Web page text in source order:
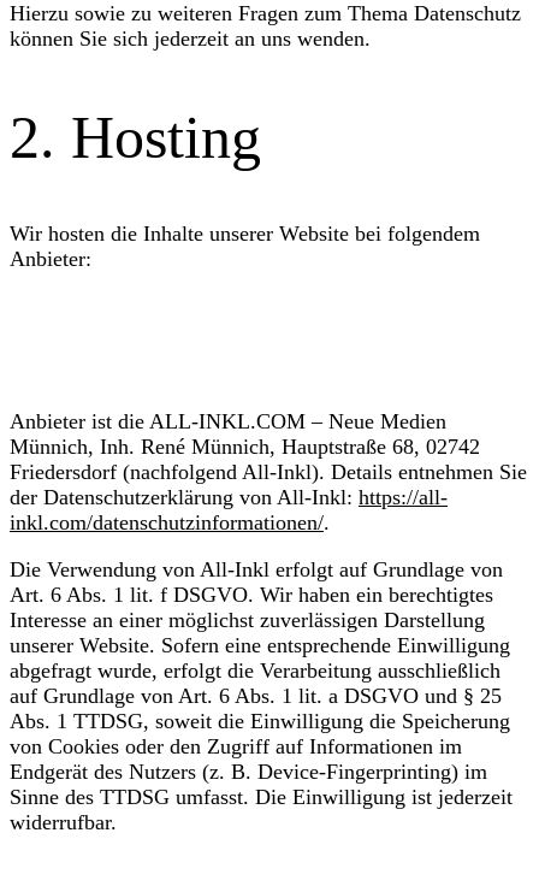
Hierzu sowie zu weiteren Fragen zum Thema Datenschutz
können Sie sich jederzeit an uns wenden.
2. Hosting
Wir hosten die Inhalte unserer Website bei folgendem
Anbieter:
Anbieter ist die ALL-INKL.COM – Neue Medien
Münnich, Inh. René Münnich, Hauptstraße 68, 02742
Friedersdorf (nachfolgend All-Inkl). Details entnehmen Sie
der Datenschutzerklärung von All-Inkl: https://all-
inkl.com/datenschutzinformationen/.
Die Verwendung von All-Inkl erfolgt auf Grundlage von
Art. 6 Abs. 1 lit. f DSGVO. Wir haben ein berechtigtes
Interesse an einer möglichst zuverlässigen Darstellung
unserer Website. Sofern eine entsprechende Einwilligung
abgefragt wurde, erfolgt die Verarbeitung ausschließlich
auf Grundlage von Art. 6 Abs. 1 lit. a DSGVO und § 25
Abs. 1 TTDSG, soweit die Einwilligung die Speicherung
von Cookies oder den Zugriff auf Informationen im
Endgerät des Nutzers (z. B. Device-Fingerprinting) im
Sinne des TTDSG umfasst. Die Einwilligung ist jederzeit
widerrufbar.